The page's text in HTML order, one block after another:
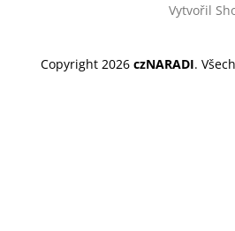
Vytvořil
Copyright 2026 czNARADI.